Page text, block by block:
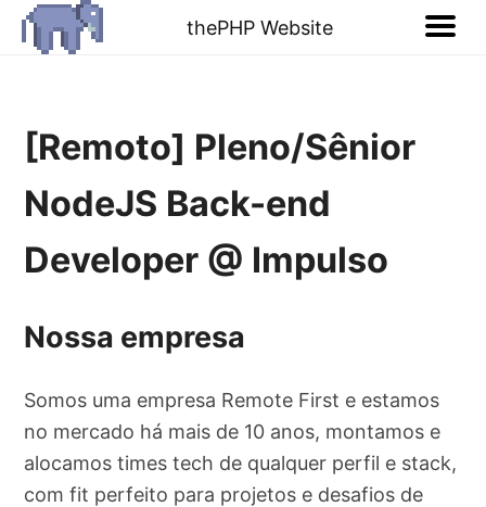
thePHP Website
[Remoto] Pleno/Sênior
NodeJS Back-end
Developer @ Impulso
Nossa empresa
Somos uma empresa Remote First e estamos
no mercado há mais de 10 anos, montamos e
alocamos times tech de qualquer perfil e stack,
com fit perfeito para projetos e desafios de